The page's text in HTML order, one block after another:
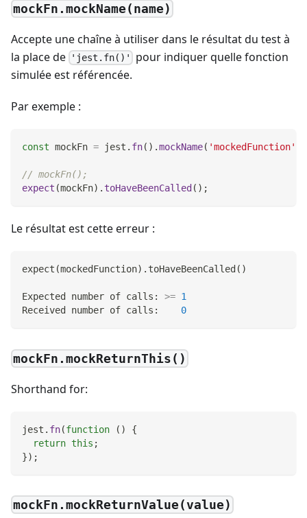
mockFn.mockName(name)
Accepte une chaîne à utiliser dans le résultat du test à
la place de
'jest.fn()'
pour indiquer quelle fonction
simulée est référencée.
Par exemple :
const mockFn = jest . fn( ) .mockName( 'mockedFunction'
// mockFn();
expect (mockFn) . toHaveBeenCalled ( ) ;
Le résultat est cette erreur :
expect (mockedFunction) .toHaveBeenCalled ( )
Expected number of calls: >= 1
Received number of calls: 0
mockFn.mockReturnThis()
Shorthand for:
jest . fn(function ( )
{
return this ;
}) ;
mockFn.mockReturnValue(value)